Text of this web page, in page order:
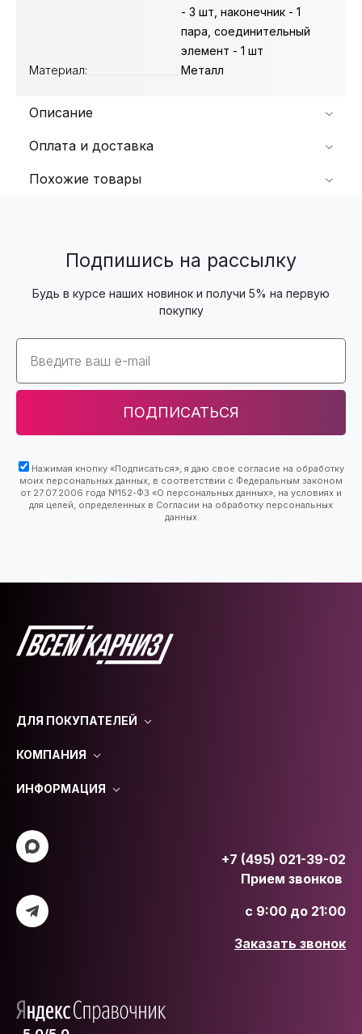
- 3 шт, наконечник - 1
пара, соединительный
элемент - 1 шт
Материал:
Металл
Описание
Оплата и доставка
Похожие товары
Подпишись на рассылку
Будь в курсе наших новинок и получи 5% на первую
покупку
Email
ПОДПИСАТЬСЯ
Нажимая кнопку «Подписаться», я даю свое согласие на обработку
моих персональных данных, в соответствии с Федеральным законом
от 27.07.2006 года №152-ФЗ «О персональных данных», на условиях и
для целей, определенных в Согласии на обработку персональных
данных
ДЛЯ ПОКУПАТЕЛЕЙ
КОМПАНИЯ
ИНФОРМАЦИЯ
+7 (495) 021-39-02
Прием звонков
с 9:00 до 21:00
Заказать звонок